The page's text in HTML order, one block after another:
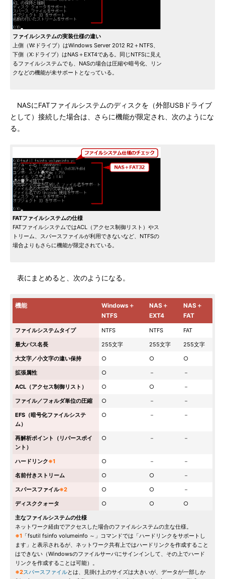
ファイルシステムの実装仕様の違い
上側（W:ドライブ）はWindows Server 2012 R2＋NTFS、
下側（X:ドライブ）はNAS＋EXT4である。同じNTFSに見え
るファイルシステムでも、NASの場合は圧縮や暗号化、リン
クなどの機能が未サポートとなっている。
NASにFATファイルシステムのディスクを（外部USBドライブ
として）接続した場合は、さらに機能が限定され、次のようにな
る。
FATファイルシステムの仕様
FATファイルシステムではACL（アクセス制御リスト）やス
トリーム、スパースファイルが利用できないなど、NTFSの
場合よりもさらに機能が限定されている。
表にまとめると、次のようになる。
機能
Windows＋
NTFS
NAS＋
EXT4
NAS＋
FAT
ファイルシステムタイプ NTFS NTFS
FAT
最大パス名長
255文字 255文字
255文字
大文字／小文字の違い保持
○ ○
○
拡張属性
○ －
－
ACL（アクセス制御リスト）
○ ○
－
ファイル／フォルダ単位の圧縮
○ －
－
EFS（暗号化ファイルシステ
ム）
○ － －
再解析ポイント（リパースポイ
ント）
○ － －
ハードリンク※1 ○ －
－
名前付きストリーム
○ ○
－
スパースファイル※2 ○ ○
－
ディスククォータ
○ ○
○
主なファイルシステムの仕様
ネットワーク経由でアクセスした場合のファイルシステムの主な仕様。
※1 「fsutil fsinfo volumeinfo ～」コマンドでは「ハードリンクをサポートし
ます」と表示されるが、ネットワーク共有上ではハードリンクを作成すること
はできない（Windowsのファイルサーバにサインインして、その上でハード
リンクを作成することは可能）。
※2スパースファイルとは、見掛け上のサイズは大きいが、データが一部しか